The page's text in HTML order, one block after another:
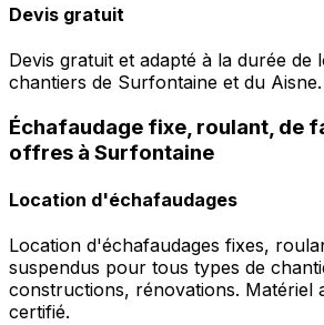
Devis gratuit
Devis gratuit et adapté à la durée de
chantiers de Surfontaine et du Aisne.
Échafaudage fixe, roulant, de
offres à Surfontaine
Location d'échafaudages
Location d'échafaudages fixes,
suspendus pour tous types de
constructions, rénovations. Matériel
certifié.